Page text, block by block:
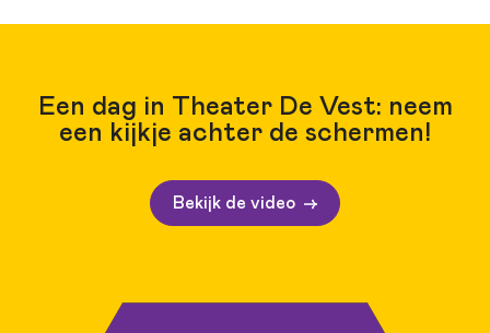
Een dag in Theater De Vest: neem
een kijkje achter de schermen!
Bekijk de video